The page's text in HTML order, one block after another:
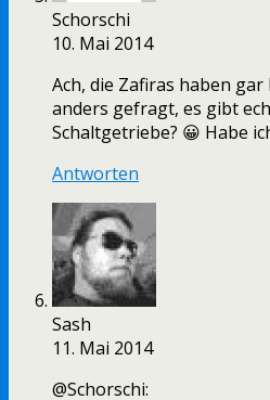
Schorschi
10. Mai 2014
Ach, die Zafiras haben
anders gefragt, es gibt
Schaltgetriebe? 😀 Habe
Antworten
Sash
11. Mai 2014
@Schorschi: